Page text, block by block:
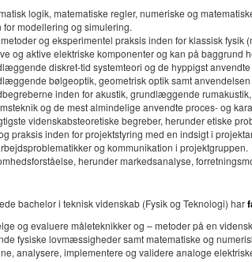
logik, matematiske regler, numeriske og
for modellering og simulering.
og eksperimentel praksis inden for klassisk
og aktive elektriske komponenter og kan på baggrund
diskret-tid systemteori og de hyppigst
bølgeoptik, geometrisk optik samt
inden for akustik, grundlæggende
og de mest almindelige anvendte proces- og
videnskabsteoretiske begreber, herunder etiske
praksis inden for projektstyring med en indsigt i
og kommunikation i projektgruppen.
herunder markedsanalyse,
bachelor i teknisk videnskab (Fysik og Teknologi) har
og evaluere måleteknikker og – metoder på en
fysiske lovmæssigheder samt matematiske og
analysere, implementere og validere analoge